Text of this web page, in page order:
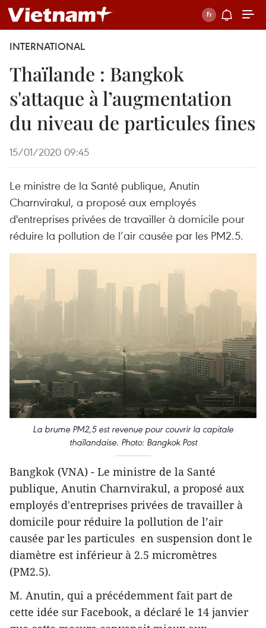
INTERNATIONAL
Thaïlande : Bangkok
s'attaque à l’augmentation
du niveau de particules fines
15/01/2020 09:45
Le ministre de la Santé publique, Anutin
Charnvirakul, a proposé aux employés
d'entreprises privées de travailler à domicile pour
réduire la pollution de l’air causée par les PM2.5.
La brume PM2,5 est revenue pour couvrir la capitale
thaïlandaise. Photo: Bangkok Post
Bangkok (VNA) - Le ministre de la Santé
publique, Anutin Charnvirakul, a proposé aux
employés d'entreprises privées de travailler à
domicile pour réduire la pollution de l’air
causée par les particules en suspension dont le
diamètre est inférieur à 2.5 micromètres
(PM2.5).
M. Anutin, qui a précédemment fait part de
cette idée sur Facebook, a déclaré le 14 janvier